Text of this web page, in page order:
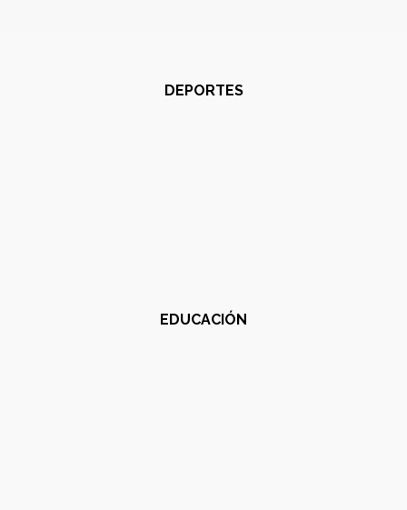
DEPORTES
EDUCACIÓN